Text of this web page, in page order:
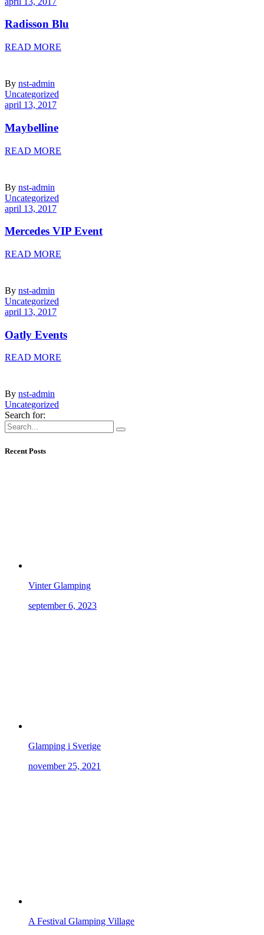
Radisson Blu
READ MORE
By nst-admin
Uncategorized
april 13, 2017
Maybelline
READ MORE
By nst-admin
Uncategorized
april 13, 2017
Mercedes VIP Event
READ MORE
By nst-admin
Uncategorized
april 13, 2017
Oatly Events
READ MORE
By nst-admin
Uncategorized
Search for:
Recent Posts
Vinter Glamping
september 6, 2023
Glamping i Sverige
november 25, 2021
A Festival Glamping Village